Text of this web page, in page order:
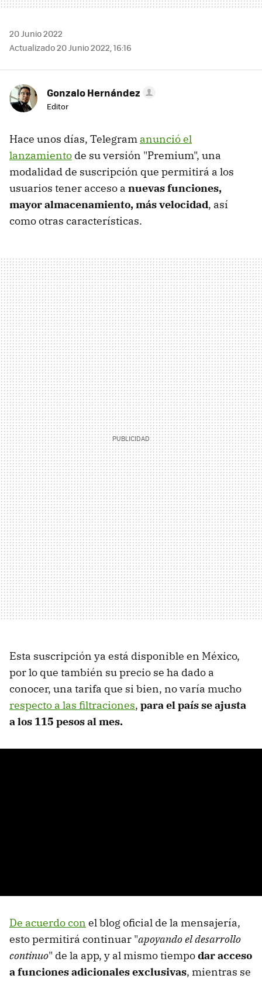
20 Junio 2022
Actualizado 20 Junio 2022, 16:16
Gonzalo Hernández
Editor
Hace unos días, Telegram anunció el
lanzamiento de su versión "Premium", una
modalidad de suscripción que permitirá a los
usuarios tener acceso a nuevas funciones,
mayor almacenamiento, más velocidad, así
como otras características.
Esta suscripción ya está disponible en México,
por lo que también su precio se ha dado a
conocer, una tarifa que si bien, no varía mucho
respecto a las filtraciones, para el país se ajusta
a los 115 pesos al mes.
De acuerdo con el blog oficial de la mensajería,
esto permitirá continuar "apoyando el desarrollo
continuo" de la app, y al mismo tiempodar acceso
a funciones adicionales exclusivas, mientras se